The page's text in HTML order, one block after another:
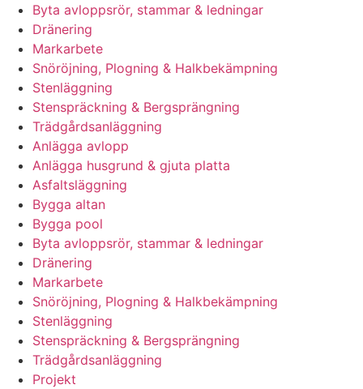
Byta avloppsrör, stammar & ledningar
Dränering
Markarbete
Snöröjning, Plogning & Halkbekämpning
Stenläggning
Stenspräckning & Bergsprängning
Trädgårdsanläggning
Anlägga avlopp
Anlägga husgrund & gjuta platta
Asfaltsläggning
Bygga altan
Bygga pool
Byta avloppsrör, stammar & ledningar
Dränering
Markarbete
Snöröjning, Plogning & Halkbekämpning
Stenläggning
Stenspräckning & Bergsprängning
Trädgårdsanläggning
Projekt